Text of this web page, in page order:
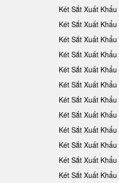
Két Sắt Xuất
Két Sắt Xuất
Két Sắt Xuất
Két Sắt Xuất
Két Sắt Xuất
Két Sắt Xuất
Két Sắt Xuất
Két Sắt Xuất
Két Sắt Xuất
Két Sắt Xuất
Két Sắt Xuất
Két Sắt Xuất